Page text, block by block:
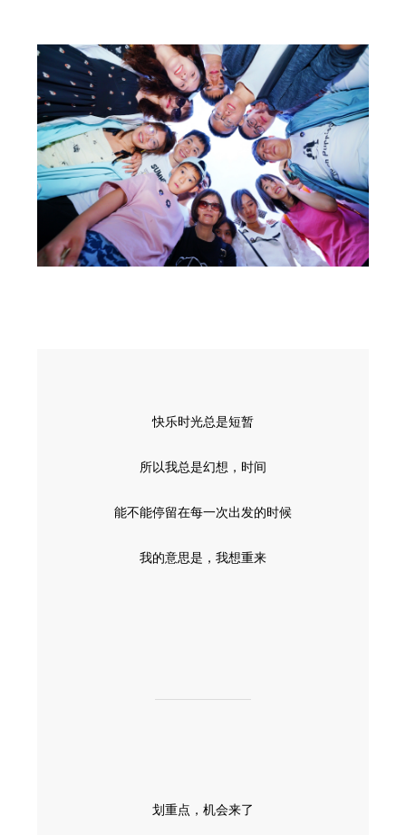
快乐时光总是短暂
所以我总是幻想，时间
能不能停留在每一次出发的时候
我的意思是，我想重来
划重点，机会来了